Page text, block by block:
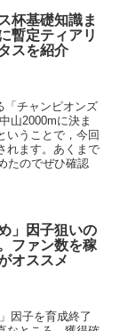
杯基礎知識ま
暫定ティアリ
スを紹介
「チャンピオンズ
山2000mに決ま
いうことで，今回
れます。あくまで
たのでぜひ確認
」因子狙いの
ファン数を稼
オススメ
因子を育成終了